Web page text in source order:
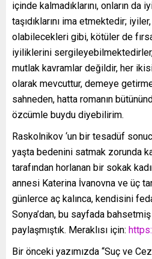
içinde kalmadıklarını, onların da
taşıdıklarını ima etmektedir;
olabilecekleri gibi, kötüler de
iyiliklerini sergileyebilmektedirler,
mutlak kavramlar değildir, her
olarak mevcuttur, demeye
sahneden, hatta romanın
özcümle buydu diyebilirim.
Raskolnikov ‘un bir tesadüf
yaşta bedenini satmak zorunda
tarafından horlanan bir sokak
annesi Katerina İvanovna ve üç
günlerce aç kalınca, kendisini
Sonya’dan, bu sayfada
paylaşmıştık. Meraklısı için:
Bir önceki yazımızda “Suç ve